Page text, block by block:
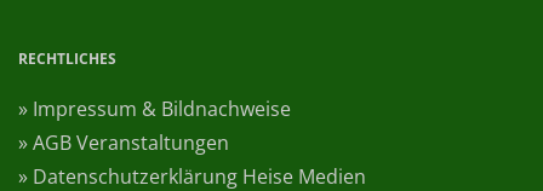
RECHTLICHES
» Impressum & Bildnachweise
» AGB Veranstaltungen
» Datenschutzerklärung Heise Medien